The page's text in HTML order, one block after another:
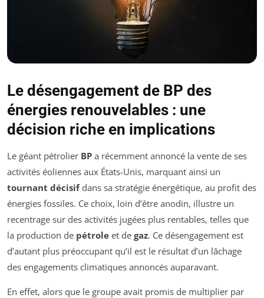
Le désengagement de BP des
énergies renouvelables : une
décision riche en implications
Le géant pétrolier BP a récemment annoncé la vente de ses
activités éoliennes aux États-Unis, marquant ainsi un
tournant décisifdans sa stratégie énergétique, au profit des
énergies fossiles. Ce choix, loin d’être anodin, illustre un
recentrage sur des activités jugées plus rentables, telles que
la production de pétrole et de gaz. Ce désengagement est
d’autant plus préoccupant qu’il est le résultat d’un lâchage
des engagements climatiques annoncés auparavant.
En effet, alors que le groupe avait promis de multiplier par